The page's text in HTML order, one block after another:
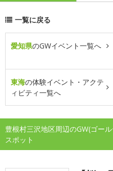
一覧に戻る
愛知県のGWイベント一覧へ
東海の体験イベント・アクテ
ィビティ一覧へ
豊根村三沢地区周辺のGW(ゴー
スポット